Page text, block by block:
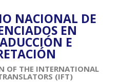
NACIONAL DE
EN
E
OF THE INTERNATIONAL
(IFT)